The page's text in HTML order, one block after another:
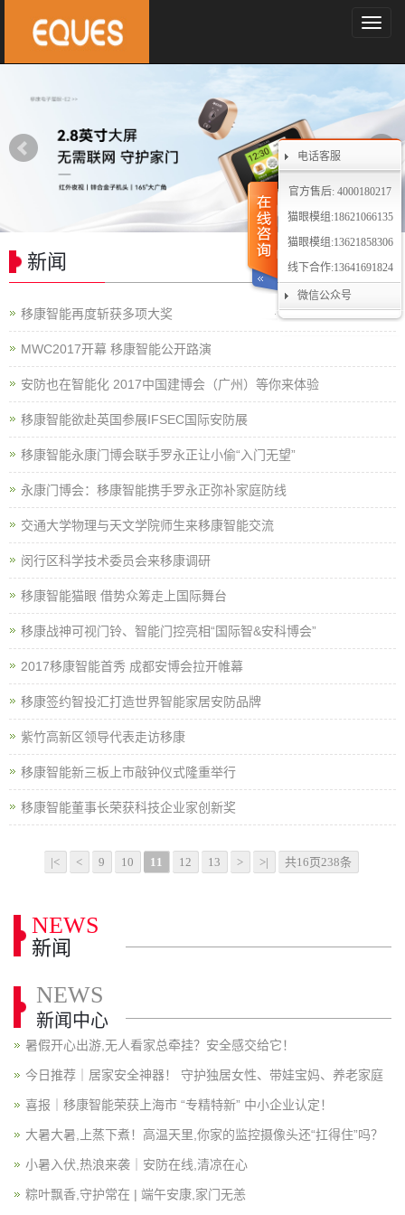
电话客服
官方售后: 4000180217
猫眼模组:18621066135
猫眼模组:13621858306
线下合作:13641691824
微信公众号
导
菜
新闻
移康智能再度斩获多项大奖
MWC2017开幕 移康智能公开路演
安防也在智能化 2017中国建博会（广州）等你来体验
移康智能欲赴英国参展IFSEC国际安防展
移康智能永康门博会联手罗永正让小偷“入门无望”
永康门博会：移康智能携手罗永正弥补家庭防线
交通大学物理与天文学院师生来移康智能交流
闵行区科学技术委员会来移康调研
移康智能猫眼 借势众筹走上国际舞台
移康战神可视门铃、智能门控亮相“国际智&安科博会”
2017移康智能首秀 成都安博会拉开帷幕
移康签约智投汇打造世界智能家居安防品牌
紫竹高新区领导代表走访移康
移康智能新三板上市敲钟仪式隆重举行
移康智能董事长荣获科技企业家创新奖
|< < 9 10 11 12 13 > >| 共16页238条
NEWS
新闻
NEWS
新闻中心
暑假开心出游,无人看家总牵挂？安全感交给它！
今日推荐｜居家安全神器！ 守护独居女性、带娃宝妈、养老家庭
喜报｜移康智能荣获上海市 “专精特新” 中小企业认定！
大暑大暑,上蒸下煮！高温天里,你家的监控摄像头还“扛得住”吗？
小暑入伏,热浪来袭｜安防在线,清凉在心
粽叶飘香,守护常在 | 端午安康,家门无恙